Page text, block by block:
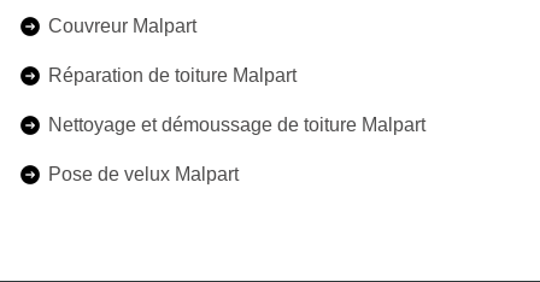
Couvreur Malpart
Réparation de toiture Malpart
Nettoyage et démoussage de toiture Malpart
Pose de velux Malpart